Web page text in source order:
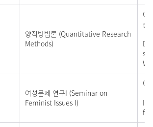
양적방법론 (Quantitative Research
Methods)
여
습
여성문제 연구I (Seminar on
Feminist Issues I)
여